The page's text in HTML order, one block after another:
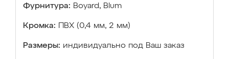
Фурнитура: Boyard, Blum
Кромка: ПВХ (0,4 мм, 2 мм)
Размеры: индивидуально под Ваш заказ